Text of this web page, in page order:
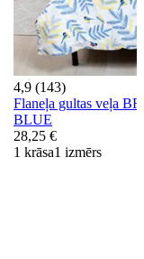
4,9 (143)
Flaneļa gultas veļa
BLUE
28,25 €
1 krāsa1 izmērs